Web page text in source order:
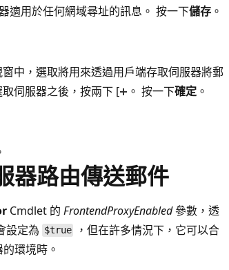
適用於任何網域尋址的訊息。 按一下儲存 。
窗中，選取將用來透過用戶端存取伺服器將郵
取伺服器之後，按兩下 [ 。 按一下確定 。
器路由傳送郵件
Cmdlet 的 FrontendProxyEnabled參數，透
設定為 $true
，但在許多情況下，它可以合
環境時。